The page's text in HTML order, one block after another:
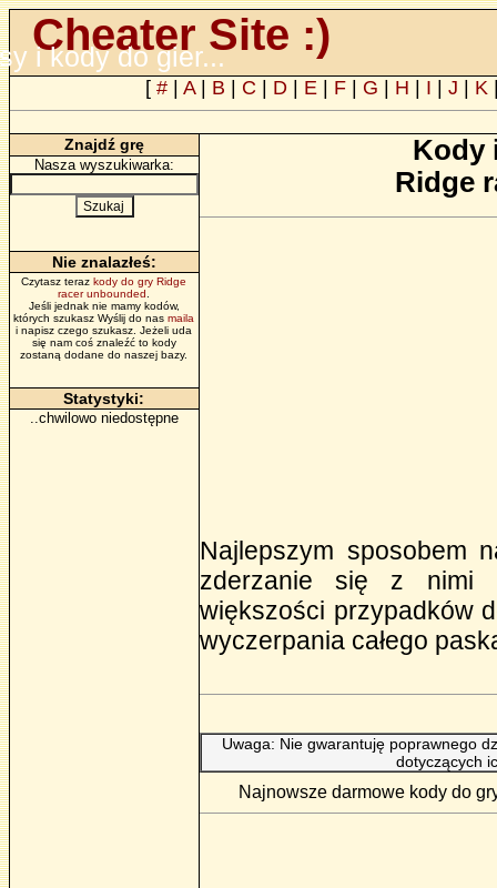
Cheater Site :)
i kody do gier...
[ # A| B C D E F G H I J K
Znajdź grę
Nasza wyszukiwarka:
Nie znalazłeś:
Czytasz terazkody do gry Ridge
racer unbounded
Jeśli jednak nie mamy kodów,
których szukasz Wyślij do nasmaila
i napisz czego szukasz. Jeżeli uda
się nam coś znaleźć to kody
zostaną dodane do naszej bazy.
Statystyki:
..chwilowo niedostępne
Kody
Ridge
Najlepszym sposobem
zderzanie się z nimi
większości przypadków
wyczerpania całego
Uwaga: Nie gwarantuję poprawnego
dotyczących
Najnowsze darmowe kody do